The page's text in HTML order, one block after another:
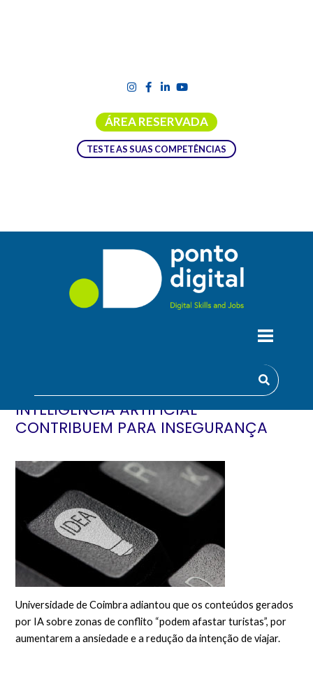
ÁREA RESERVADA
TESTE AS SUAS COMPETÊNCIAS
CONTEÚDOS GERADOS POR
INTELIGÊNCIA ARTIFICIAL
CONTRIBUEM PARA INSEGURANÇA
Universidade de Coimbra adiantou que os conteúdos gerados
por IA sobre zonas de conflito “podem afastar turistas”, por
aumentarem a ansiedade e a redução da intenção de viajar.